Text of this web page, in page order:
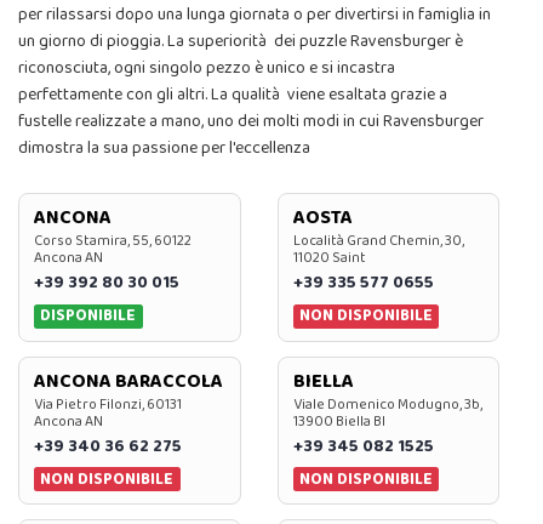
per rilassarsi dopo una lunga giornata o per divertirsi in famiglia in
un giorno di pioggia. La superiorità dei puzzle Ravensburger è
riconosciuta, ogni singolo pezzo è unico e si incastra
perfettamente con gli altri. La qualità viene esaltata grazie a
fustelle realizzate a mano, uno dei molti modi in cui Ravensburger
dimostra la sua passione per l'eccellenza
ANCONA
Corso Stamira, 55, 60122
Ancona AN
+39 392 80 30 015
DISPONIBILE
AOSTA
Località Grand Chemin, 30,
11020 Saint
+39 335 577 0655
NON DISPONIBILE
ANCONA BARACCOLA
Via Pietro Filonzi, 60131
Ancona AN
+39 340 36 62 275
NON DISPONIBILE
BIELLA
Viale Domenico Modugno, 3b,
13900 Biella BI
+39 345 082 1525
NON DISPONIBILE